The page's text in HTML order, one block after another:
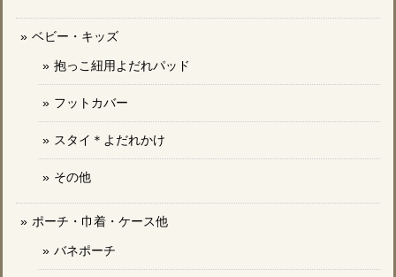
ベビー・キッズ
抱っこ紐用よだれパッド
フットカバー
スタイ＊よだれかけ
その他
ポーチ・巾着・ケース他
バネポーチ